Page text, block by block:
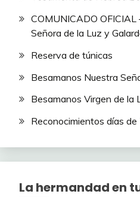
COMUNICADO
Señora de la Luz y
Reserva de túnicas
Besamanos Nuestra
Besamanos Virgen de la
Reconocimientos días de
La hermandad en